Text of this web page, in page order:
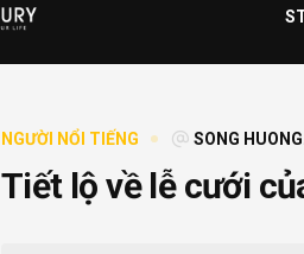
NGƯỜI NỔI TIẾNG SONG
Tiết lộ về lễ cưới